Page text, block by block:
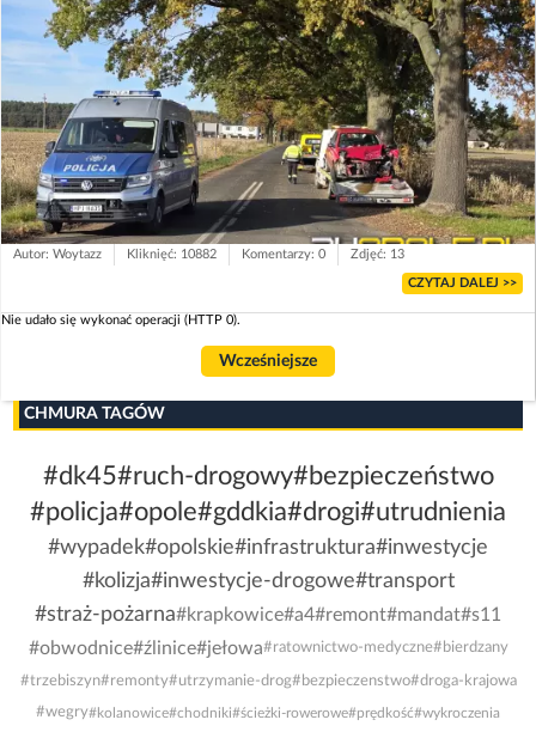
Autor: Woytazz Kliknięć: 10882 Komentarzy: 0 Zdjęć: 13
CZYTAJ DALEJ >>
Nie udało się wykonać operacji (HTTP 0).
Wcześniejsze
CHMURA TAGÓW
#dk45#ruch-drogowy#bezpieczeństwo
#policja#opole#gddkia#drogi#utrudnienia
#wypadek#opolskie#infrastruktura#inwestycje
#kolizja#inwestycje-drogowe#transport
#straż-pożarna#krapkowice#a4#remont#mandat#s11
#obwodnice#źlinice#jełowa#ratownictwo-medyczne#bierdzany
#trzebiszyn#remonty#utrzymanie-drog#bezpieczenstwo#droga-krajowa
#wegry#kolanowice#chodniki#ścieżki-rowerowe#prędkość#wykroczenia